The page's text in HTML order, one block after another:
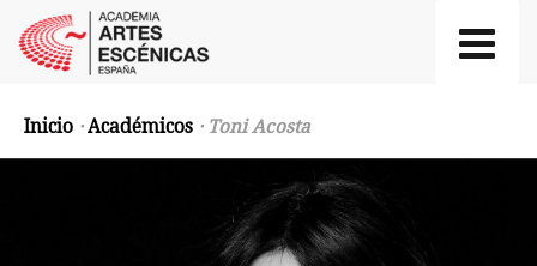
Inicio ·Académicos · Toni Acosta